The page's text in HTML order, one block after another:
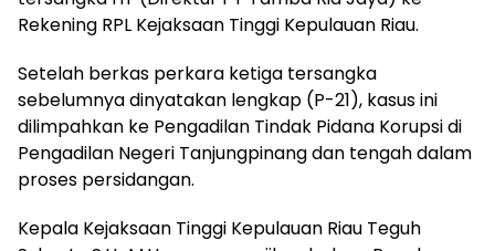
Rekening RPL Kejaksaan Tinggi Kepulauan Riau.
Setelah berkas perkara ketiga tersangka
sebelumnya dinyatakan lengkap (P-21), kasus ini
dilimpahkan ke Pengadilan Tindak Pidana Korupsi di
Pengadilan Negeri Tanjungpinang dan tengah dalam
proses persidangan.
Kepala Kejaksaan Tinggi Kepulauan Riau Teguh